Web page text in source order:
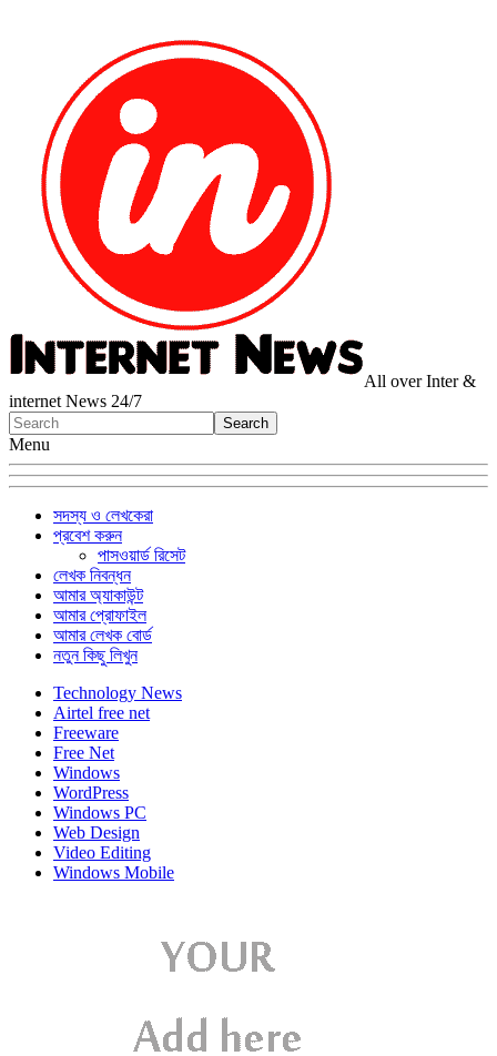
All over Inter &
internet News 24/7
Menu
সদস্য ও লেখকেরা
প্রবেশ করুন
পাসওয়ার্ড রিসেট
লেখক নিবন্ধন
আমার অ্যাকাউন্ট
আমার প্রোফাইল
আমার লেখক বোর্ড
নতুন কিছু লিখুন
Technology News
Airtel free net
Freeware
Free Net
Windows
WordPress
Windows PC
Web Design
Video Editing
Windows Mobile